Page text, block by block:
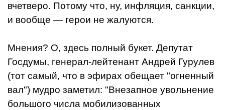
вчетверо. Потому что, ну, инфляция, санкции,
и вообще — герои не жалуются.
Мнения? О, здесь полный букет. Депутат
Госдумы, генерал-лейтенант Андрей Гурулев
(тот самый, что в эфирах обещает "огненный
вал") мудро заметил: "Внезапное увольнение
большого числа мобилизованных